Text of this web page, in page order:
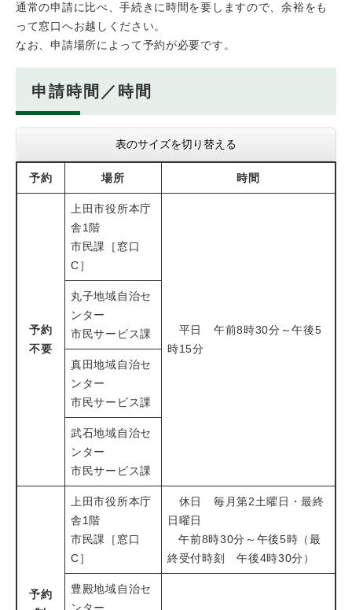
通常の申請に比べ、手続きに時間を要しますので、余裕をも
って窓口へお越しください。
なお、申請場所によって予約が必要です。
申請時間／時間
表のサイズを切り替える
予約 場所 時間
予約
不要
上田市役所本庁
舎1階
市民課［窓口
C］
平日 午前8時30分～午後5
時15分
丸子地域自治セ
ンター
市民サービス課
真田地域自治セ
ンター
市民サービス課
武石地域自治セ
ンター
市民サービス課
予約
上田市役所本庁
舎1階
市民課［窓口
C］
休日 毎月第2土曜日・最終
日曜日
午前8時30分～午後5時（最
終受付時刻 午後4時30分）
豊殿地域自治セ